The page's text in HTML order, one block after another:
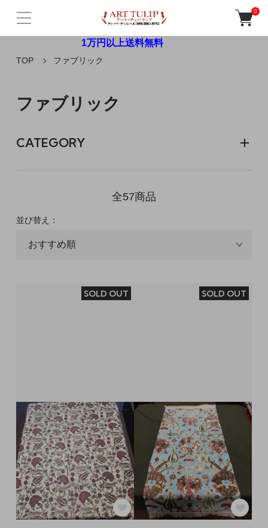
1万円以上送料無料
0
TOP ファブリック
ファブリック
CATEGORY
全57商品
並び替え：
SOLD OUT SOLD OUT